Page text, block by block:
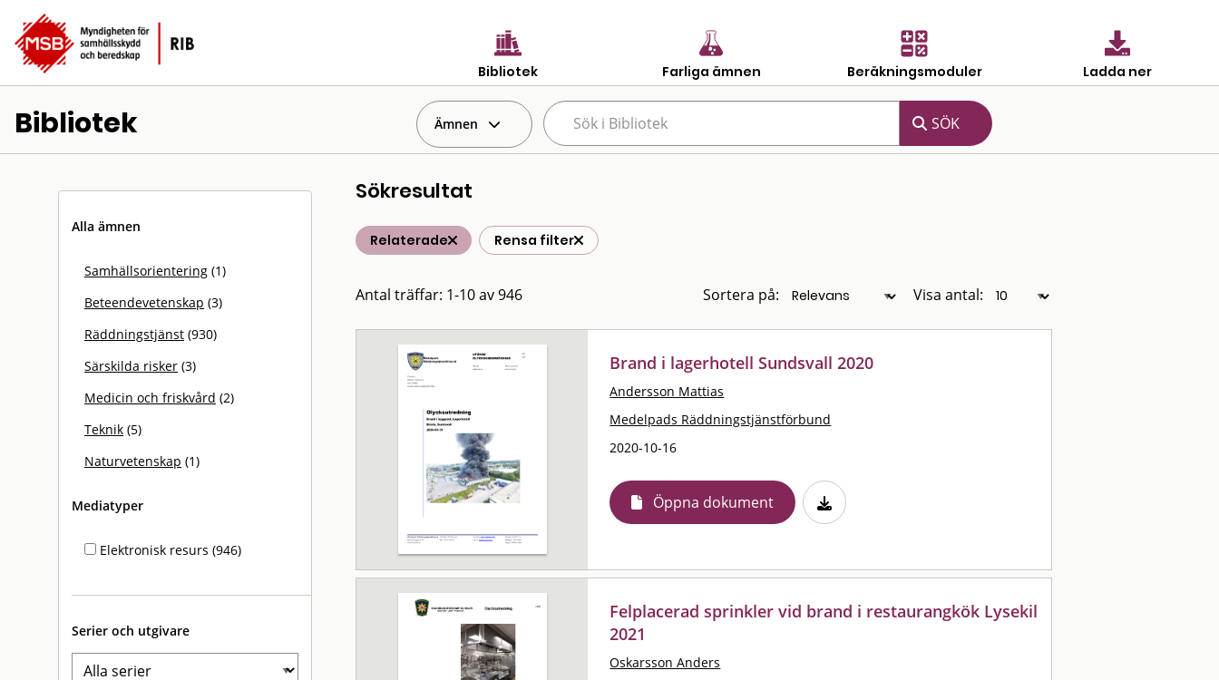
Bibliotek Farliga ämnen Beräkningsmoduler Ladda ner
Bibliotek Ämnen
Alla ämnen
Samhällsorientering (1)
Beteendevetenskap (3)
Räddningstjänst (930)
Särskilda risker (3)
Medicin och friskvård (2)
Teknik (5)
Naturvetenskap (1)
Mediatyper
Elektronisk resurs (946)
Serier och utgivare
Sökresultat
Relaterade Rensa filter
Antal träffar: 1-10 av 946 Sortera på: Visa antal:
Brand i lagerhotell Sundsvall 2020
Andersson Mattias
Medelpads Räddningstjänstförbund
2020-10-16
Öppna dokument
Felplacerad sprinkler vid brand i restaurangkök Lysekil
2021
Oskarsson Anders